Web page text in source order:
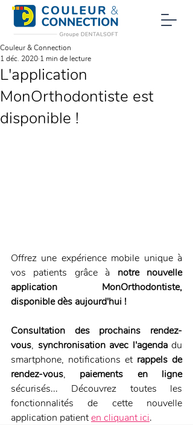
L'application
MonOrthodontiste est
disponible !
Couleur & Connection
1 déc. 2020 1 min de lecture
Offrez une expérience mobile unique à
vos patients
grâce à notre nouvelle
application MonOrthodontiste,
disponible dès aujourd'hui !
Consultation des prochains rendez-
vous, synchronisation avec l'agenda du
smartphone, notifications et rappels de
rendez-vous, paiements en ligne
sécurisés... Découvrez toutes les
fonctionnalités de cette nouvelle
application patient en cliquant ici.